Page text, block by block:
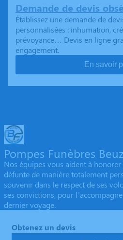
Demande de devis
Établissez une demande de
personnalisées : inhumation,
prévoyance… Devis en ligne
engagement.
En savoir
Pompes Funèbres
Nos équipes vous aident à
défunte de manière totalement
souvenir dans le respect de ses
ses convictions, pour
dernier voyage.
Obtenez un devis